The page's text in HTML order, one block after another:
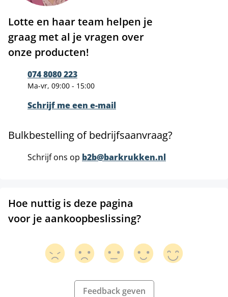
Lotte en haar team helpen je
graag met al je vragen over
onze producten!
074 8080 223
Ma-vr, 09:00 - 15:00
Schrijf me een e-mail
Bulkbestelling of bedrijfsaanvraag?
Schrijf ons op b2b@barkrukken.nl
Hoe nuttig is deze pagina
voor je aankoopbeslissing?
Feedback geven